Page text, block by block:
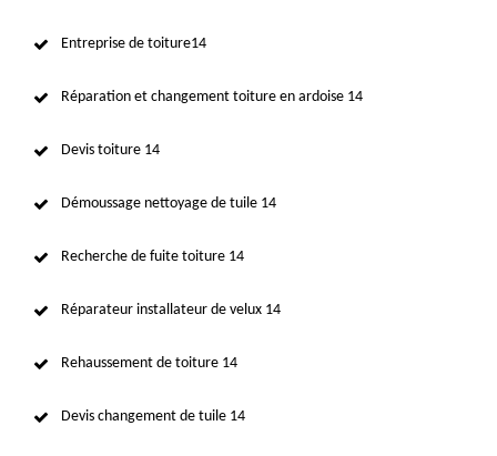
Entreprise de toiture14
Réparation et changement toiture en ardoise 14
Devis toiture 14
Démoussage nettoyage de tuile 14
Recherche de fuite toiture 14
Réparateur installateur de velux 14
Rehaussement de toiture 14
Devis changement de tuile 14